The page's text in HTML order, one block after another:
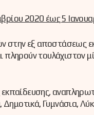
2020 έως 5
στην εξ
τουλάχιστον
Γυμνάσια,